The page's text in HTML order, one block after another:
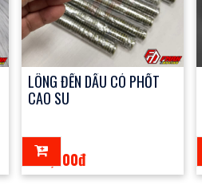
LÔNG ĐỀN DẦU CÓ PHỐT
CAO SU
100,000đ